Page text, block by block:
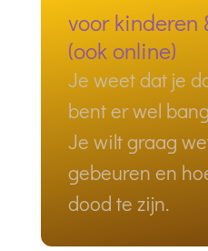
voor kinderen
(ook online)
Je weet dat je
bent er wel
Je wilt graag
gebeuren en
dood te zijn.